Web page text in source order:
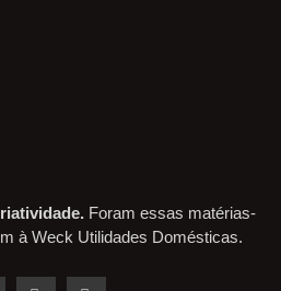
Foram essas matérias-
à Weck Utilidades Domésticas.